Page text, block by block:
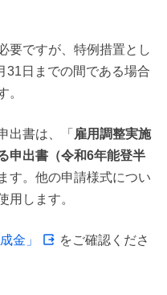
要ですが、特例措置とし
31日までの間である場合
。
出書は、「 雇用調整実施
申出書（令和6年能登半
す。他の申請様式につい
用します。
金」
をご確認くださ